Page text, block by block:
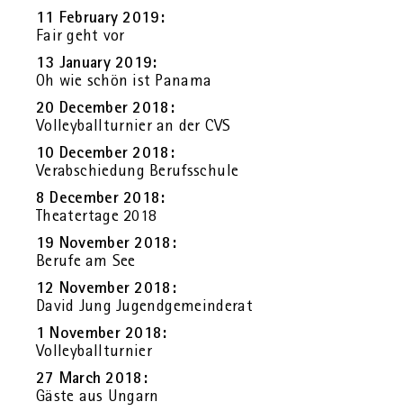
11 Fe­bru­ary 2019:
Fair geht vor
13 Ja­nu­ary 2019:
Oh wie schön ist Pa­na­ma
20 Decem­ber 2018:
Vol­ley­ball­tur­nier an der CVS
10 Decem­ber 2018:
Ver­ab­schie­dung Be­rufs­schu­le
8 Decem­ber 2018:
Thea­ter­ta­ge 2018
19 No­vem­ber 2018:
Be­ru­fe am See
12 No­vem­ber 2018:
David Jung Ju­gend­ge­mein­de­rat
1 No­vem­ber 2018:
Vol­ley­ball­tur­nier
27 March 2018:
Gäste aus Un­garn